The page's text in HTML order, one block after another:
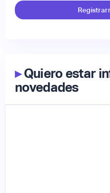
▸Quiero estar
novedades